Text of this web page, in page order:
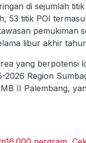
di sejumlah
53 titik POI
pemukiman
libur akhir
yang berpotensi
2026 Region
II Palembang,